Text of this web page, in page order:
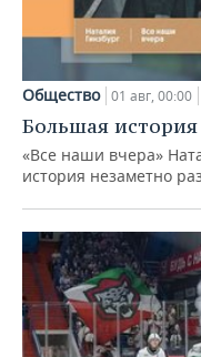
Общество 01 авг, 00:00
Большая
«Все наши вчера»
история незаметно